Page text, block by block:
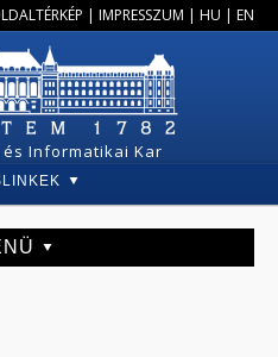
| IMPRESSZUM | HU | EN
Informatikai Kar